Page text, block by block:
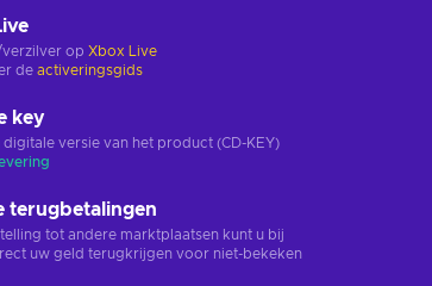
op Xbox Live
de activeringsgids
key
digitale versie van het product (CD-KEY)
terugbetalingen
tot andere marktplaatsen kunt u bij
uw geld terugkrijgen voor niet-bekeken